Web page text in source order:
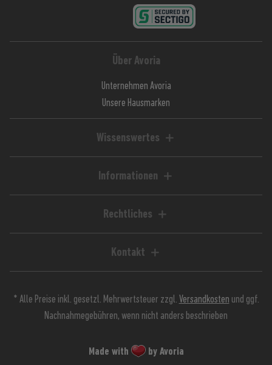
Über Avoria
Unternehmen Avoria
Unsere Hausmarken
Wissenswertes
Magazin / Blog
Informationen
Kundenkonto
Lieferzeiten
Retoure
Jugendschutz
Rechtliches
AGB
Datenschutz
Kundeninfos
Kontakt
Avoria GmbH
90574 Roßtal
Live-Chat Support
* Alle Preise inkl. gesetzl. Mehrwertsteuer zzgl. Versandkosten und ggf.
Nachnahmegebühren, wenn nicht anders beschrieben
Made with by Avoria